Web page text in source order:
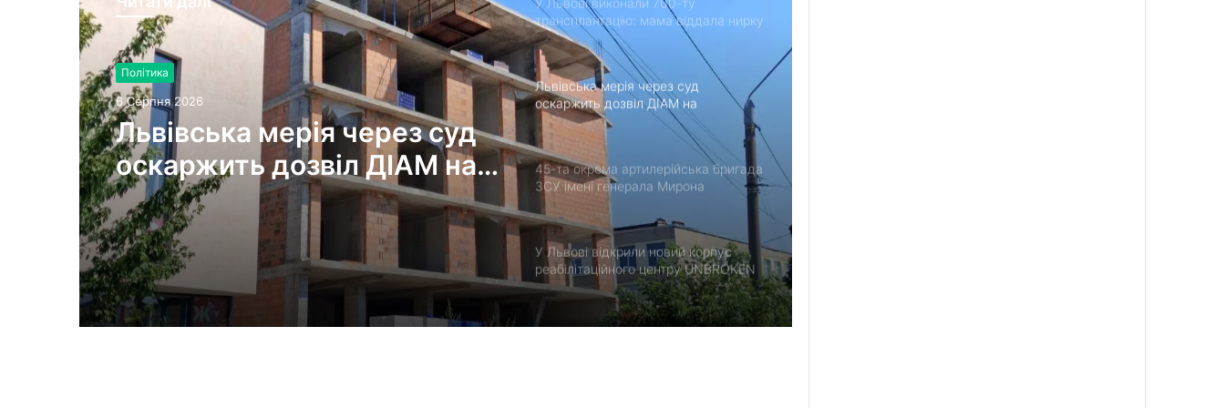
Політика
6 Серпня 2026
Львівська мерія через суд
оскаржить дозвіл ДІАМ на
будівництво на вул.
Олесницького
трансплантацію: мама віддала нирку
27-річному синові
Львівська мерія через суд
оскаржить дозвіл ДІАМ на
будівництво на вул. Олесницького
45-та окрема артилерійська бригада
ЗСУ імені генерала Мирона
Тарнавського відзначає 10-річчя
У Львові відкрили новий корпус
реабілітаційного центру UNBROKEN
Ukraine